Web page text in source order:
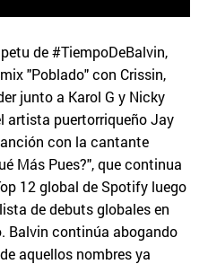
de #TiempoDeBalvin,
"Poblado" con Crissin,
junto a Karol G y Nicky
artista puertorriqueño Jay
con la cantante
Más Pues?", que continua
12 global de Spotify luego
de debuts globales en
Balvin continúa abogando
aquellos nombres ya